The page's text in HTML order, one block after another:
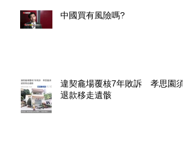
中國買有風險嗎?
違契龕場覆核7年敗訴 孝思園須
退款移走遺骸